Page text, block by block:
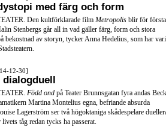
med färg och form
Den kultförklarade film Metropolis blir för första
Stenbergs går all in vad gäller färg, form och stora
bekostnad av storyn, tycker Anna Hedelius, som har
12-30]
dialogduell
Född ond på Teater Brunnsgatan fyra andas
Martina Montelius egna, befriande absurda
Lagerström ser två högoktaniga skådespelare
livets tåg redan tycks ha passerat.